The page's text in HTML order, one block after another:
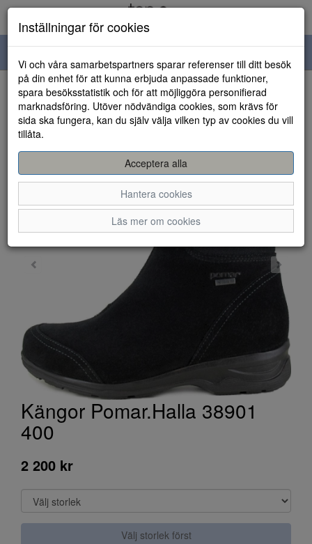
navigation
HEM
Kängor Pomar.Halla 38901
400
2 200 kr
Välj storlek först
Inställningar för cookies
Vi och våra samarbetspartners sparar referenser till ditt besök
på din enhet för att kunna erbjuda anpassade funktioner,
spara besöksstatistik och för att möjliggöra personifierad
marknadsföring. Utöver nödvändiga cookies, som krävs för
sida ska fungera, kan du själv välja vilken typ av cookies du vill
tillåta.
Acceptera alla
Hantera cookies
Läs mer om cookies